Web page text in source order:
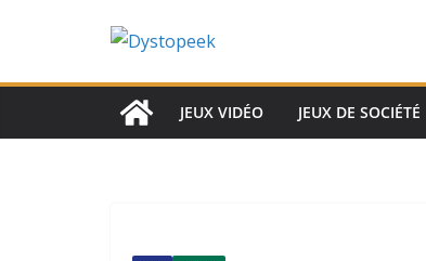
JEUX VIDÉO JEUX DE SOCIÉTÉ